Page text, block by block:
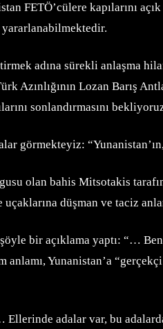
FETÖ’cülere kapılarını
adına sürekli anlaşma
Azınlığının Lozan Barış
sonlandırmasını
görmekteyiz:
olan bahis Mitsotakis
düşman ve taciz
bir açıklama yaptı: “…
anlamı, Yunanistan’a
adalar var, bu